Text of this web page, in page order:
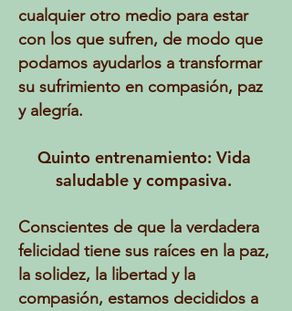
cualquier otro medio para estar
con los que sufren, de modo que
podamos ayudarlos a transformar
su sufrimiento en compasión, paz
y alegría.
Quinto entrenamiento: Vida
saludable y compasiva.
Conscientes de que la verdadera
felicidad tiene sus raíces en la paz,
la solidez, la libertad y la
compasión, estamos decididos a